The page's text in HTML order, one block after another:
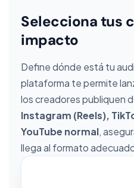
Selecciona tus
impacto
Define dónde está tu
plataforma te permite
los creadores publiquen
Instagram (Reels),
YouTube normal,
llega al formato